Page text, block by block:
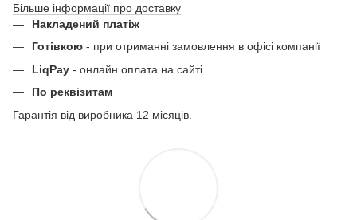
Більше інформації про доставку
Накладений платіж
Готівкою - при отриманні замовлення в офісі компанії
LiqPay - онлайн оплата на сайті
По реквізитам
Гарантія від виробника 12 місяців.